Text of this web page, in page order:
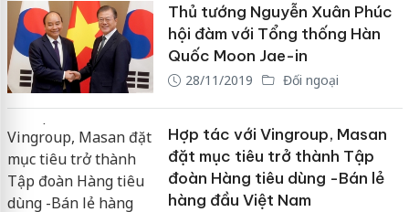
Thủ tướng Nguyễn Xuân Phúc
hội đàm với Tổng thống Hàn
Quốc Moon Jae-in
28/11/2019 Đối ngoại
Hợp tác với Vingroup, Masan
đặt mục tiêu trở thành Tập
đoàn Hàng tiêu dùng -Bán lẻ
hàng đầu Việt Nam